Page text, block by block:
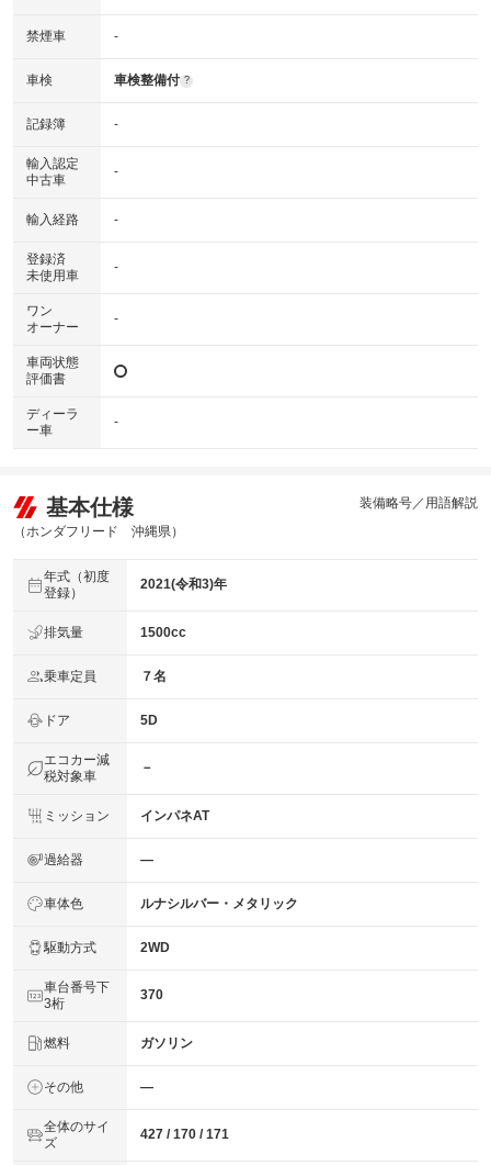
禁煙車 -
車検 車検整備付 ?
記録簿 -
輸入認定
中古車
-
輸入経路 -
登録済
未使用車
-
ワン
オーナー
-
車両状態
評価書
ディーラ
ー車
-
基本仕様
（ホンダフリード 沖縄県）
装備略号／用語解説
年式（初度
登録）
2021(令和3)年
排気量 1500cc
乗車定員 ７名
ドア 5D
エコカー減
税対象車
－
ミッション インパネAT
過給器 ―
車体色 ルナシルバー・メタリック
駆動方式 2WD
車台番号下
3桁
370
燃料 ガソリン
その他 ―
全体のサイ
ズ
427 / 170 / 171